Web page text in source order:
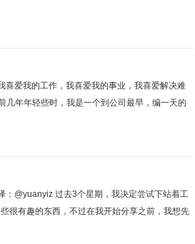
喜爱我的工作，我喜爱我的事业，我喜爱解决难
几年年轻些时，我是一个到公司最早，编一天的
@yuanyiz 过去3个星期，我决定尝试下站着工
很有趣的东西，不过在我开始分享之前，我想先